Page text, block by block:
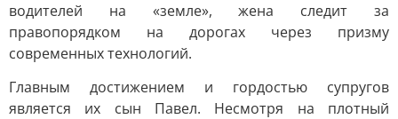
водителей на «земле», жена следит за
правопорядком на дорогах через призму
современных технологий.
Главным достижением и гордостью супругов
является их сын Павел. Несмотря на плотный